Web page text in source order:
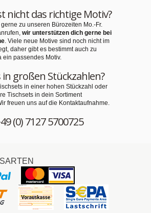
nicht das richtige Motiv?
zu unseren Bürozeiten Mo.-Fr.
wir unterstützen dich gerne bei
. Viele neue Motive sind noch nicht im
daher gibt es bestimmt auch zu
ein passendes Motiv.
in großen Stückzahlen?
in einer hohen Stückzahl oder
Tischsets in dein Sortiment
freuen uns auf die Kontaktaufnahme.
(0) 7127 5700725